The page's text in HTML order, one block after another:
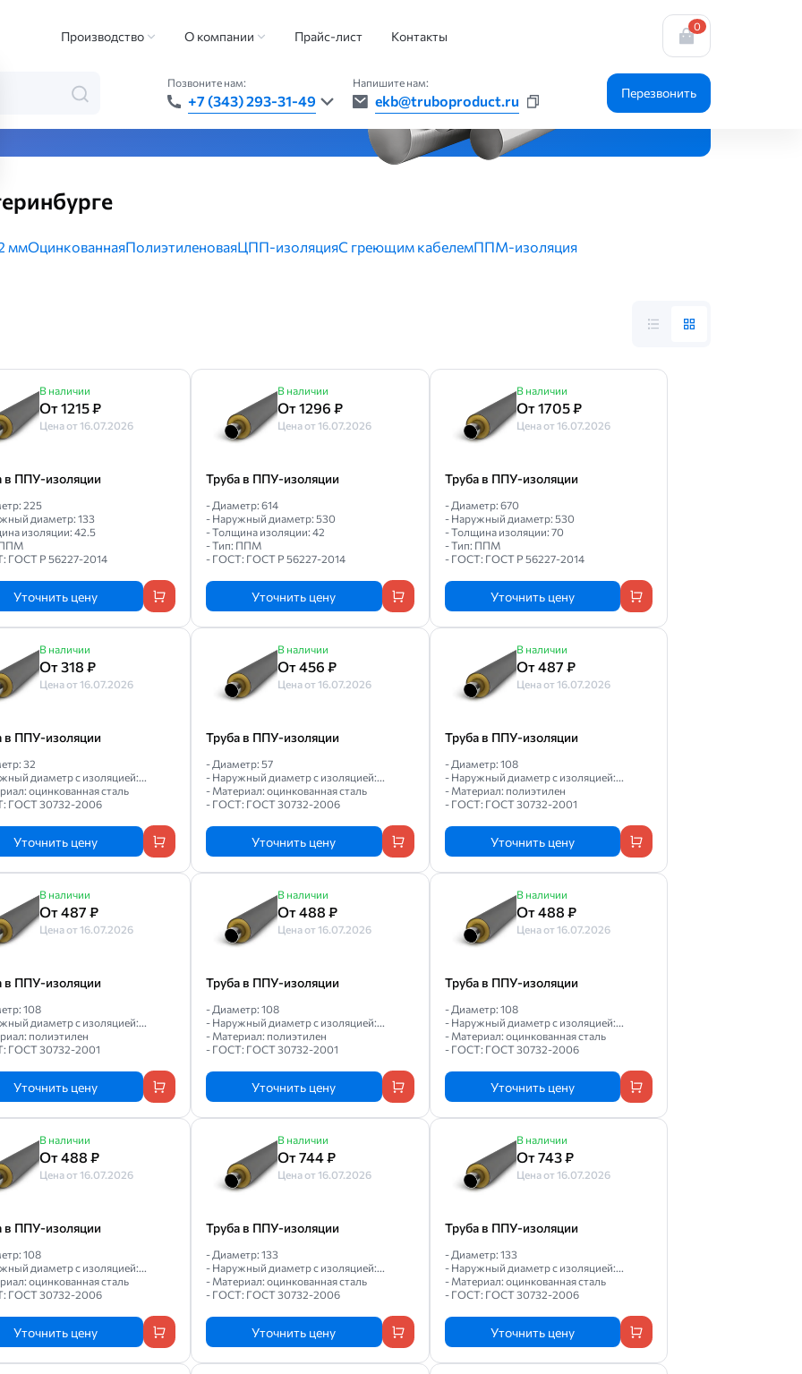
Производство О компании Прайс-лист Контакты
0
Позвоните нам:
+7 (343) 293-31-49
Напишите нам:
ekb@truboproduct.ru Перезвонить
— быстро, точно, везде
ммОцинкованнаяПолиэтиленоваяЦПП-изоляцияС греющим кабелемППМ-изоляция
В наличии
От 1215 ₽
Цена от 16.07.2026
в ППУ-изоляции
225
диаметр: 133
изоляции: 42.5
ППМ
ГОСТ Р 56227-2014
Уточнить цену
В наличии
От 1296 ₽
Цена от 16.07.2026
Труба в ППУ-изоляции
- Диаметр: 614
- Наружный диаметр: 530
- Толщина изоляции: 42
- Тип: ППМ
- ГОСТ: ГОСТ Р 56227-2014
Уточнить цену
В наличии
От 1705 ₽
Цена от 16.07.2026
Труба в ППУ-изоляции
- Диаметр: 670
- Наружный диаметр: 530
- Толщина изоляции: 70
- Тип: ППМ
- ГОСТ: ГОСТ Р 56227-2014
Уточнить цену
В наличии
От 318 ₽
Цена от 16.07.2026
в ППУ-изоляции
32
диаметр с изоляцией:...
оцинкованная сталь
ГОСТ 30732-2006
Уточнить цену
В наличии
От 456 ₽
Цена от 16.07.2026
Труба в ППУ-изоляции
- Диаметр: 57
- Наружный диаметр с изоляцией:...
- Материал: оцинкованная сталь
- ГОСТ: ГОСТ 30732-2006
Уточнить цену
В наличии
От 487 ₽
Цена от 16.07.2026
Труба в ППУ-изоляции
- Диаметр: 108
- Наружный диаметр с изоляцией:...
- Материал: полиэтилен
- ГОСТ: ГОСТ 30732-2001
Уточнить цену
В наличии
От 487 ₽
Цена от 16.07.2026
в ППУ-изоляции
108
диаметр с изоляцией:...
полиэтилен
ГОСТ 30732-2001
Уточнить цену
В наличии
От 488 ₽
Цена от 16.07.2026
Труба в ППУ-изоляции
- Диаметр: 108
- Наружный диаметр с изоляцией:...
- Материал: полиэтилен
- ГОСТ: ГОСТ 30732-2001
Уточнить цену
В наличии
От 488 ₽
Цена от 16.07.2026
Труба в ППУ-изоляции
- Диаметр: 108
- Наружный диаметр с изоляцией:...
- Материал: оцинкованная сталь
- ГОСТ: ГОСТ 30732-2006
Уточнить цену
В наличии
От 488 ₽
Цена от 16.07.2026
в ППУ-изоляции
108
диаметр с изоляцией:...
оцинкованная сталь
ГОСТ 30732-2006
Уточнить цену
В наличии
От 744 ₽
Цена от 16.07.2026
Труба в ППУ-изоляции
- Диаметр: 133
- Наружный диаметр с изоляцией:...
- Материал: оцинкованная сталь
- ГОСТ: ГОСТ 30732-2006
Уточнить цену
В наличии
От 743 ₽
Цена от 16.07.2026
Труба в ППУ-изоляции
- Диаметр: 133
- Наружный диаметр с изоляцией:...
- Материал: оцинкованная сталь
- ГОСТ: ГОСТ 30732-2006
Уточнить цену